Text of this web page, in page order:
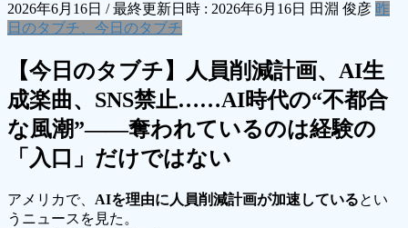
2026年6月16日 / 最終更新日時 : 2026年6月16日 田淵 俊彦 昨
日のタブチ、今日のタブチ
【今日のタブチ】人員削減計画、AI生
成楽曲、SNS禁止……AI時代の“不都合
な風潮”――奪われているのは経験の
「入口」だけではない
アメリカで、 AIを理由に人員削減計画が加速しているとい
うニュースを見た。